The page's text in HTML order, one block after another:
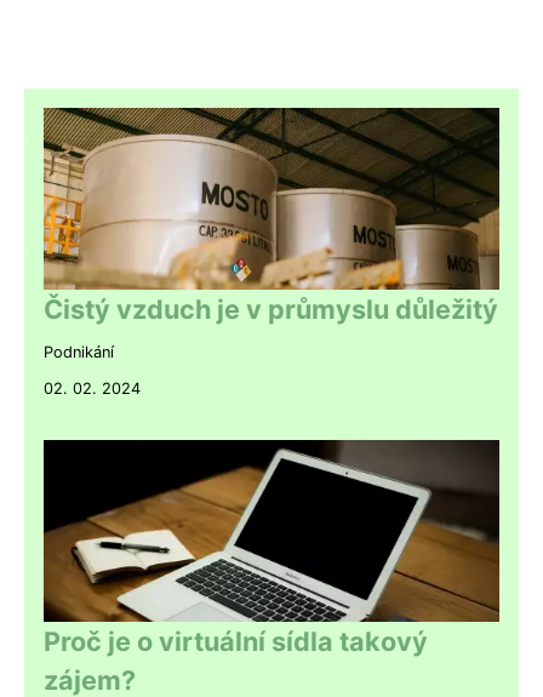
Čistý vzduch je v průmyslu důležitý
Podnikání
02. 02. 2024
Proč je o virtuální sídla takový
zájem?